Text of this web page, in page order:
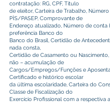
contratação: RG, CPF, Título
de eleitor, Carteira de Trabalho,
PÌS/PASEP, Comprovante de
Endereço atualizado, Número de conta
preferência Banco do
Banco do Brasil, Certidão de
nada consta,
Certidão de Casamento ou
não – acumulação de
Cargos/Empregos/Funções e
Certificado e histórico escolar
da última escolaridade, Carteira do
Classe de Fiscalização do
Exercício Profissional com a respectiva